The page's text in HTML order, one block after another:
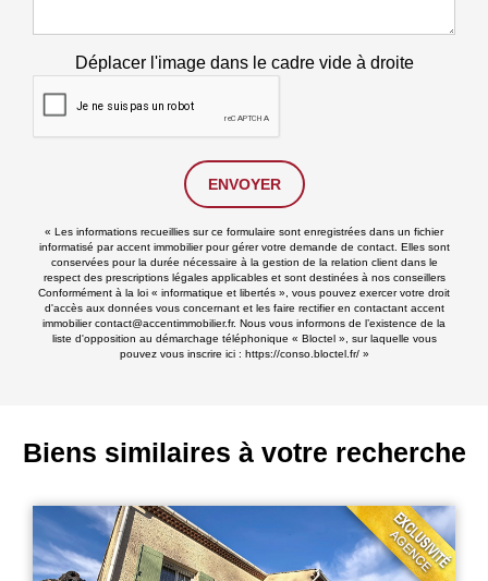
Déplacer l'image dans le cadre vide à droite
ENVOYER
« Les informations recueillies sur ce formulaire sont enregistrées dans un fichier
informatisé par accent immobilier pour gérer votre demande de contact. Elles sont
conservées pour la durée nécessaire à la gestion de la relation client dans le
respect des prescriptions légales applicables et sont destinées à nos conseillers
Conformément à la loi « informatique et libertés », vous pouvez exercer votre droit
d'accès aux données vous concernant et les faire rectifier en contactant accent
immobilier contact@accentimmobilier.fr. Nous vous informons de l’existence de la
liste d'opposition au démarchage téléphonique « Bloctel », sur laquelle vous
pouvez vous inscrire ici : https://conso.bloctel.fr/»
Biens similaires à votre recherche